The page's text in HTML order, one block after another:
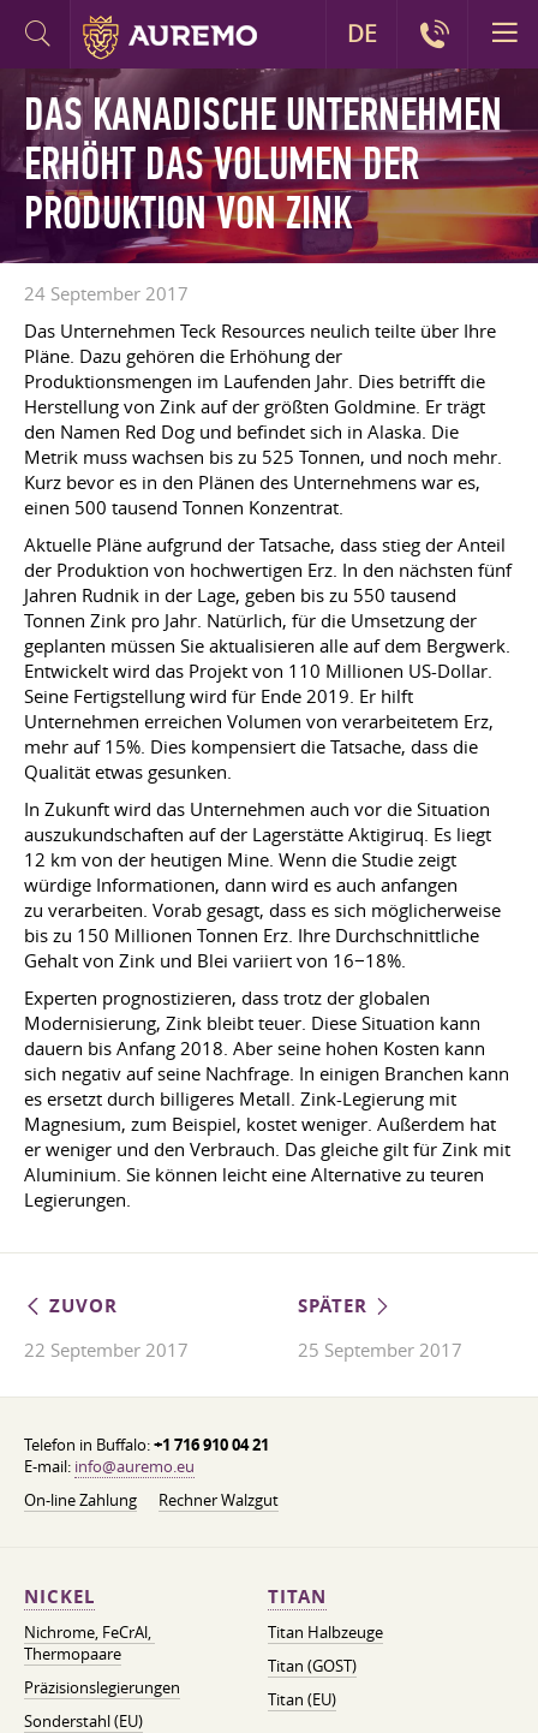
DAS KANADISCHE UNTERNEHMEN
ERHÖHT DAS VOLUMEN DER
PRODUKTION VON ZINK
24 September 2017
Das Unternehmen Teck Resources neulich teilte über Ihre
Pläne. Dazu gehören die Erhöhung der
Produktionsmengen im Laufenden Jahr. Dies betrifft die
Herstellung von Zink auf der größten Goldmine. Er trägt
den Namen Red Dog und befindet sich in Alaska. Die
Metrik muss wachsen bis zu 525 Tonnen, und noch mehr.
Kurz bevor es in den Plänen des Unternehmens war es,
einen 500 tausend Tonnen Konzentrat.
Aktuelle Pläne aufgrund der Tatsache, dass stieg der Anteil
der Produktion von hochwertigen Erz. In den nächsten fünf
Jahren Rudnik in der Lage, geben bis zu 550 tausend
Tonnen Zink pro Jahr. Natürlich, für die Umsetzung der
geplanten müssen Sie aktualisieren alle auf dem Bergwerk.
Entwickelt wird das Projekt von 110 Millionen US-Dollar.
Seine Fertigstellung wird für Ende 2019. Er hilft
Unternehmen erreichen Volumen von verarbeitetem Erz,
mehr auf 15%. Dies kompensiert die Tatsache, dass die
Qualität etwas gesunken.
In Zukunft wird das Unternehmen auch vor die Situation
auszukundschaften auf der Lagerstätte Aktigiruq. Es liegt
12 km von der heutigen Mine. Wenn die Studie zeigt
würdige Informationen, dann wird es auch anfangen
zu verarbeiten. Vorab gesagt, dass es sich möglicherweise
bis zu 150 Millionen Tonnen Erz. Ihre Durchschnittliche
Gehalt von Zink und Blei variiert von 16−18%.
Experten prognostizieren, dass trotz der globalen
Modernisierung, Zink bleibt teuer. Diese Situation kann
dauern bis Anfang 2018. Aber seine hohen Kosten kann
sich negativ auf seine Nachfrage. In einigen Branchen kann
es ersetzt durch billigeres Metall. Zink-Legierung mit
Magnesium, zum Beispiel, kostet weniger. Außerdem hat
er weniger und den Verbrauch. Das gleiche gilt für Zink mit
Aluminium. Sie können leicht eine Alternative zu teuren
Legierungen.
ZUVOR
22 September 2017
SPÄTER
25 September 2017
Telefon in Buffalo:+1 716 910 04 21
E-mail: info@auremo.eu
On-line Zahlung
Rechner Walzgut
NICKEL
Nichrome, FeСrAl, ​​
Thermopaare
Präzisionslegierungen
Sonderstahl (EU)
TITAN
Titan Halbzeuge
Titan (GOST)
Titan (EU)
DE